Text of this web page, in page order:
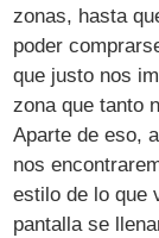
zonas, hasta
poder
que justo nos
zona que tanto
Aparte de eso,
nos
estilo de lo que
pantalla se